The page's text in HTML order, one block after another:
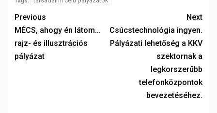
Previous
MÉCS, ahogy én látom…
rajz- és illusztrációs
pályázat
Next
Csúcstechnológia ingyen.
Pályázati lehetőség a KKV
szektornak a
legkorszerűbb
telefonközpontok
bevezetéséhez.